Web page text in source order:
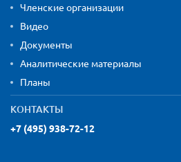
Членские организации
Видео
Документы
Аналитические материалы
Планы
КОНТАКТЫ
+7 (495) 938-72-12